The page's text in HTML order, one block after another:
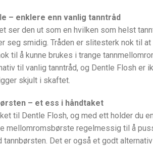
– enklere enn vanlig tanntråd
ser den ut som en hvilken som helst
seg smidig. Tråden er slitesterk nok til
til å kunne brukes i trange
til vanlig tanntråd, og Dentle Flosh er
skjult i skaftet.
– et ess i håndtaket
til Dentle Flosh, og med ett holder du
mellomromsbørste regelmessig til å
tannbørsten. Det er også et godt